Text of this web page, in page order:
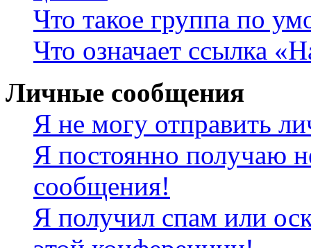
Что такое группа по
Что означает ссылка
Личные сообщения
Я не могу отправить
Я постоянно получаю
сообщения!
Я получил спам или